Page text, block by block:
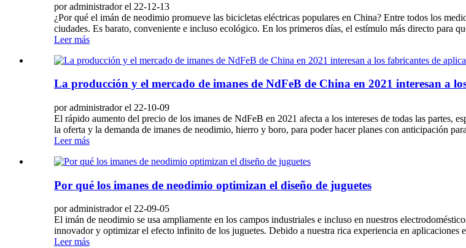
por administrador el 22-12-13
¿Por qué el imán de neodimio promueve las bicicletas eléctricas populares en China? Entre todos los
ciudades. Es barato, conveniente e incluso ecológico. En los primeros días, el estímulo más directo para
Leer más
La producción y el mercado de imanes de NdFeB de China en 2021 interesan a
por administrador el 22-10-09
El rápido aumento del precio de los imanes de NdFeB en 2021 afecta a los intereses de todas las partes,
la oferta y la demanda de imanes de neodimio, hierro y boro, para poder hacer planes con anticipación
Leer más
Por qué los imanes de neodimio optimizan el diseño de juguetes
por administrador el 22-09-05
El imán de neodimio se usa ampliamente en los campos industriales e incluso en nuestros
innovador y optimizar el efecto infinito de los juguetes. Debido a nuestra rica experiencia en aplicaciones
Leer más